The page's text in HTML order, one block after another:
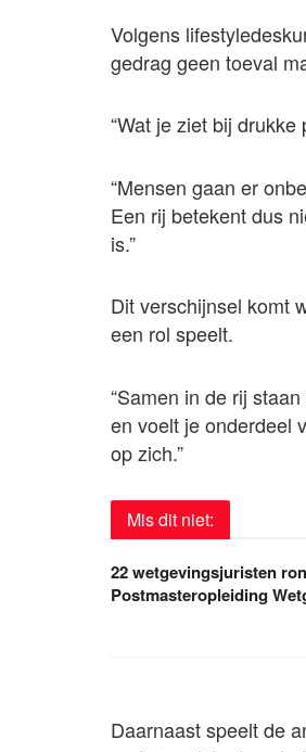
Volgens
gedrag geen toeval
“Wat je ziet bij
“Mensen gaan er
Een rij betekent dus
is.”
Dit verschijnsel komt
een rol speelt.
“Samen in de rij
en voelt je onderdeel
op zich.”
Mis dit niet:
22 wetgevingsjuristen
Postmasteropleiding
Daarnaast speelt de